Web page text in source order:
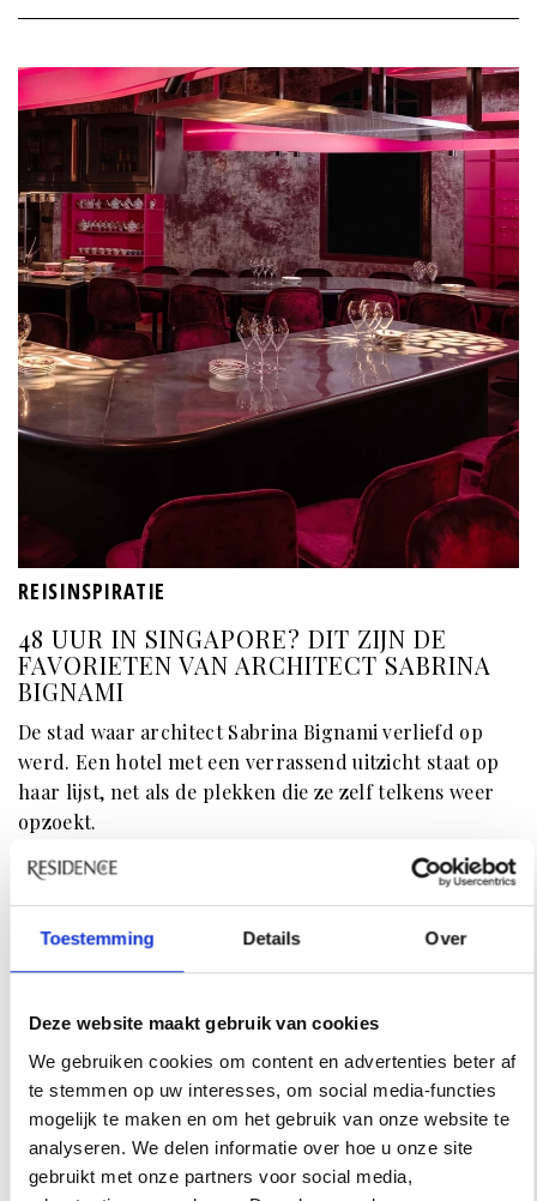
Toestemming Details Over
Deze website maakt gebruik van cookies
We gebruiken cookies om content en advertenties beter af
te stemmen op uw interesses, om social media-functies
mogelijk te maken en om het gebruik van onze website te
analyseren. We delen informatie over hoe u onze site
gebruikt met onze partners voor social media,
REISINSPIRATIE
48 UUR IN SINGAPORE? DIT ZIJN DE
FAVORIETEN VAN ARCHITECT SABRINA
BIGNAMI
De stad waar architect Sabrina Bignami verliefd op
werd. Een hotel met een verrassend uitzicht staat op
haar lijst, net als de plekken die ze zelf telkens weer
opzoekt.